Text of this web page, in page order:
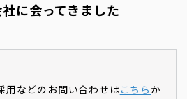
に会ってきました
用などのお問い合わせはこちらか